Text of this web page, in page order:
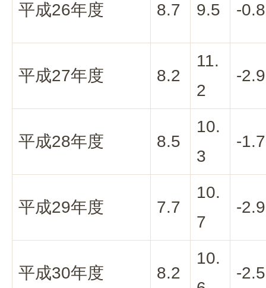
平成26年度 8.7 9.5 -0.8
平成27年度 8.2
11.
2
-2.9
平成28年度 8.5
10.
3
-1.7
平成29年度 7.7
10.
7
-2.9
平成30年度 8.2
10.
-2.5